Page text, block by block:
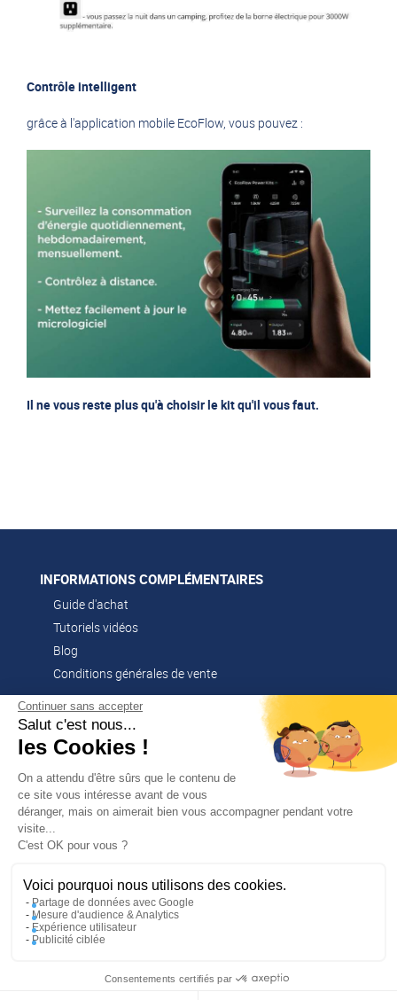
Continuer sans accepter
Salut c'est nous...
les Cookies !
On a attendu d'être sûrs que le contenu de
ce site vous intéresse avant de vous
déranger, mais on aimerait bien vous accompagner pendant votre
visite...
C'est OK pour vous ?
Voici pourquoi nous utilisons des cookies.
Partage de données avec Google
Mesure d'audience & Analytics
Expérience utilisateur
Publicité ciblée
Consentements certifiés par
Contrôle intelligent
grâce à l'application mobile EcoFlow, vous pouvez :
Il ne vous reste plus qu'à choisir le kit qu'il vous faut.
INFORMATIONS COMPLÉMENTAIRES
Guide d'achat
Tutoriels vidéos
Blog
Conditions générales de vente
CONTACT
02 51 52 26 57
contacts@franssen-loisirs.fr
NOS MARQUES PARTENAIRES
Altago
Multi-Mover
UNE RÉALISATION MEDIAPILOTE/MENTIONS
PROFITEZ DE -5 %
vous abonnant à notre newsletter !
J'en profite